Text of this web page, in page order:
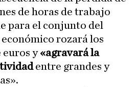
de horas de trabajo
para el conjunto del
rozará los
euros y«agravará la
entre grandes y